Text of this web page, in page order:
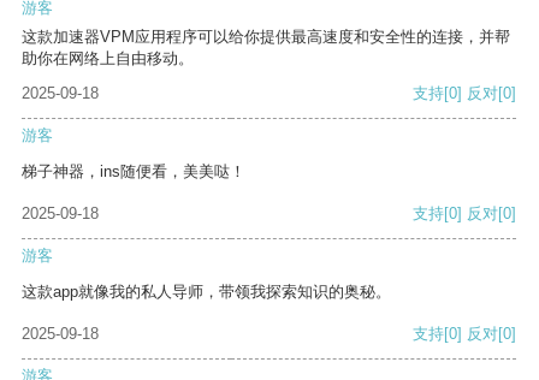
游客
这款加速器VPM应用程序可以给你提供最高速度和安全性的连接，并帮
助你在网络上自由移动。
2025-09-18
支持[0] 反对[0]
游客
梯子神器，ins随便看，美美哒！
2025-09-18 支持[0] 反对[0]
游客
这款app就像我的私人导师，带领我探索知识的奥秘。
2025-09-18 支持[0] 反对[0]
游客